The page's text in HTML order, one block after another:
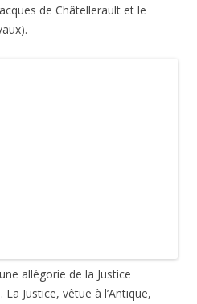
de Châtellerault et le
allégorie de la Justice
Justice, vêtue à l’Antique,